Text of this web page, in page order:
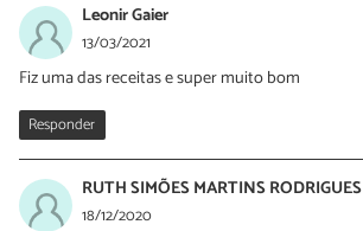
Leonir Gaier
13/03/2021
Fiz uma das receitas e super muito bom
Responder
RUTH SIMÕES MARTINS RODRIGUES
18/12/2020